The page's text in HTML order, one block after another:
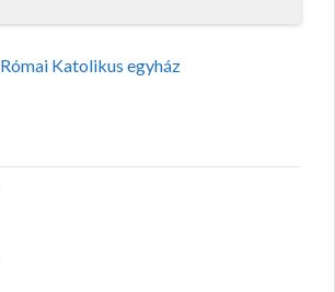
Római Katolikus egyház